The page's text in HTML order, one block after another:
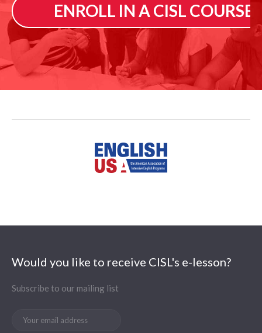
ENROLL IN A CISL COURSE
Would you like to receive CISL's e-lesson?
Subscribe to our mailing list